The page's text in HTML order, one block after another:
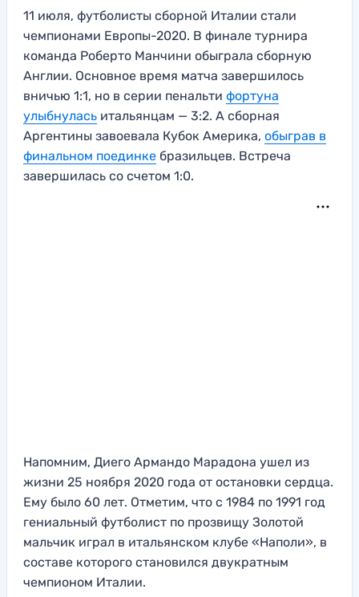
11 июля, футболисты сборной Италии стали
чемпионами Европы-2020. В финале турнира
команда Роберто Манчини обыграла сборную
Англии. Основное время матча завершилось
вничью 1:1, но в серии пенальти фортуна
улыбнулась итальянцам — 3:2. А сборная
Аргентины завоевала Кубок Америка, обыграв в
финальном поединке бразильцев. Встреча
завершилась со счетом 1:0.
Напомним, Диего Армандо Марадона ушел из
жизни 25 ноября 2020 года от остановки сердца.
Ему было 60 лет. Отметим, что с 1984 по 1991 год
гениальный футболист по прозвищу Золотой
мальчик играл в итальянском клубе «Наполи», в
составе которого становился двукратным
чемпионом Италии.